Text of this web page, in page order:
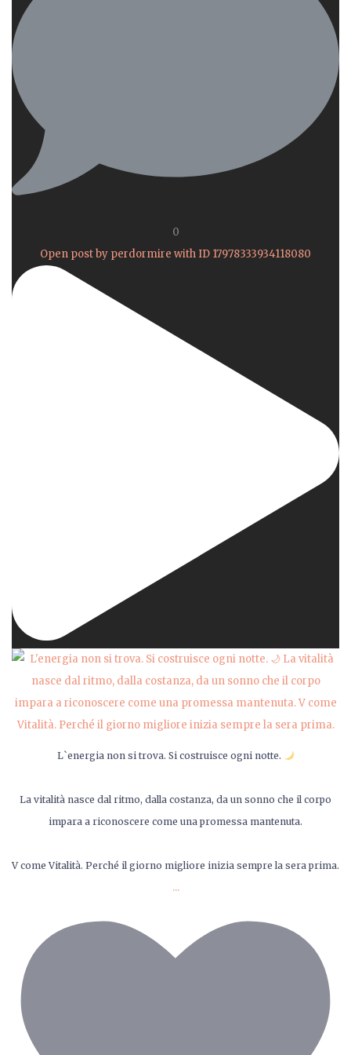
0
Open post by perdormire with ID 17978333934118080
L`energia non si trova. Si costruisce ogni notte.
La vitalità nasce dal ritmo, dalla costanza, da un sonno che il corpo
impara a riconoscere come una promessa mantenuta.
V come Vitalità. Perché il giorno migliore inizia sempre la sera prima.
...